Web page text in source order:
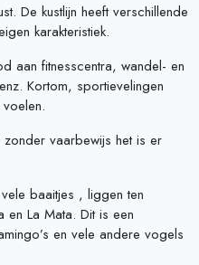
De kustlijn heeft verschillende
karakteristiek.
aan fitnesscentra, wandel- en
Kortom, sportievelingen
zonder vaarbewijs het is er
baaitjes , liggen ten
en La Mata. Dit is een
en vele andere vogels